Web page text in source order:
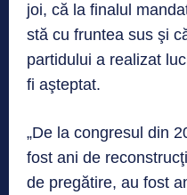
joi, că la finalul
stă cu fruntea sus şi
partidului a realizat
fi aşteptat.
„De la congresul din
fost ani de
de pregătire, au fost